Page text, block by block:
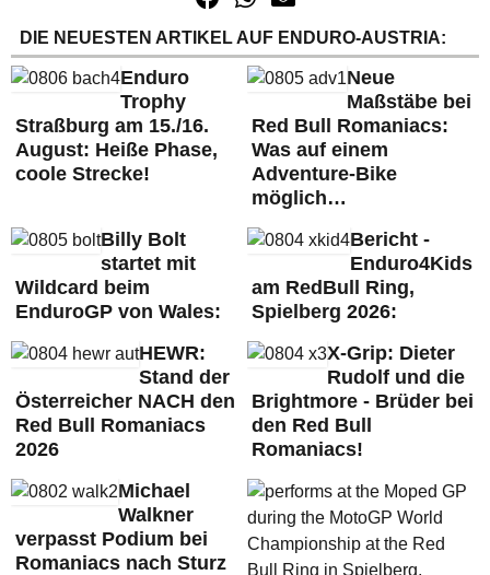
DIE NEUESTEN ARTIKEL AUF ENDURO-AUSTRIA:
Enduro
Trophy
Straßburg am 15./16.
August: Heiße Phase,
coole Strecke!
Neue
Maßstäbe bei
Red Bull Romaniacs:
Was auf einem
Adventure-Bike
möglich…
Billy Bolt
startet mit
Wildcard beim
EnduroGP von Wales:
Bericht -
Enduro4Kids
am RedBull Ring,
Spielberg 2026:
HEWR:
Stand der
Österreicher NACH den
Red Bull Romaniacs
2026
X-Grip: Dieter
Rudolf und die
Brightmore - Brüder bei
den Red Bull
Romaniacs!
Michael
Walkner
verpasst Podium bei
Romaniacs nach Sturz